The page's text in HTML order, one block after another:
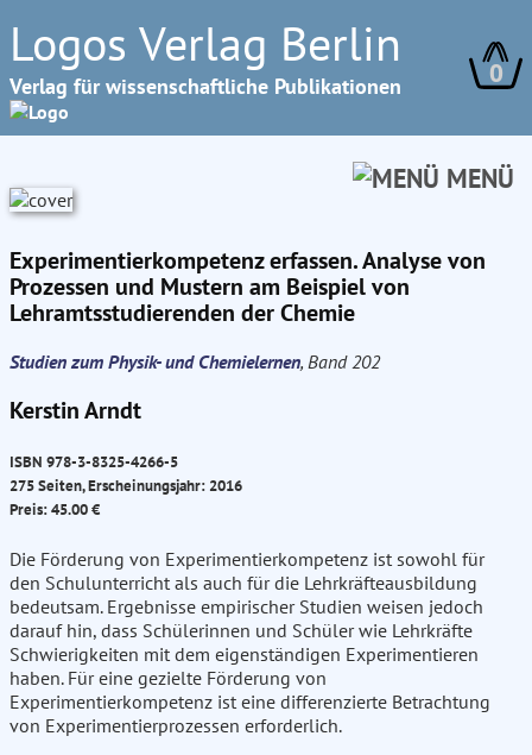
Logos Verlag Berlin
Verlag für wissenschaftliche Publikationen 0
MENÜ
Experimentierkompetenz erfassen. Analyse von
Prozessen und Mustern am Beispiel von
Lehramtsstudierenden der Chemie
Studien zum Physik- und Chemielernen, Band 202
Kerstin Arndt
ISBN 978-3-8325-4266-5
275 Seiten, Erscheinungsjahr: 2016
Preis: 45.00 €
Die Förderung von Experimentierkompetenz ist sowohl für
den Schulunterricht als auch für die Lehrkräfteausbildung
bedeutsam. Ergebnisse empirischer Studien weisen jedoch
darauf hin, dass Schülerinnen und Schüler wie Lehrkräfte
Schwierigkeiten mit dem eigenständigen Experimentieren
haben. Für eine gezielte Förderung von
Experimentierkompetenz ist eine differenzierte Betrachtung
von Experimentierprozessen erforderlich.